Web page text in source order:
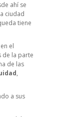
ahí se
ciudad
tiene
el
de la parte
de las
,
a sus